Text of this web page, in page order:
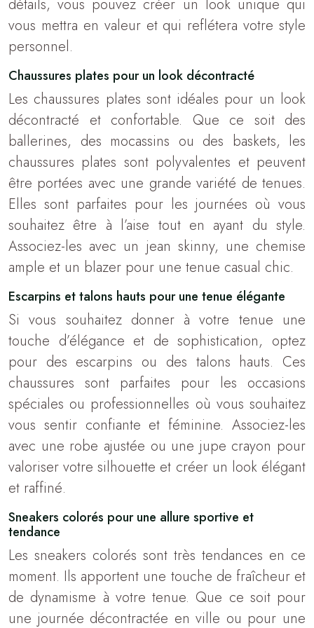
détails, vous pouvez créer un look unique qui
vous mettra en valeur et qui reflétera votre style
personnel.
Chaussures plates pour un look décontracté
Les chaussures plates sont idéales pour un look
décontracté et confortable. Que ce soit des
ballerines, des mocassins ou des baskets, les
chaussures plates sont polyvalentes et peuvent
être portées avec une grande variété de tenues.
Elles sont parfaites pour les journées où vous
souhaitez être à l’aise tout en ayant du style.
Associez-les avec un jean skinny, une chemise
ample et un blazer pour une tenue casual chic.
Escarpins et talons hauts pour une tenue élégante
Si vous souhaitez donner à votre tenue une
touche d’élégance et de sophistication, optez
pour des escarpins ou des talons hauts. Ces
chaussures sont parfaites pour les occasions
spéciales ou professionnelles où vous souhaitez
vous sentir confiante et féminine. Associez-les
avec une robe ajustée ou une jupe crayon pour
valoriser votre silhouette et créer un look élégant
et raffiné.
Sneakers colorés pour une allure sportive et
tendance
Les sneakers colorés sont très tendances en ce
moment. Ils apportent une touche de fraîcheur et
de dynamisme à votre tenue. Que ce soit pour
une journée décontractée en ville ou pour une